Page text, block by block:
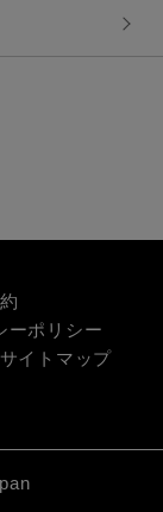
ーポリシー
サイトマップ